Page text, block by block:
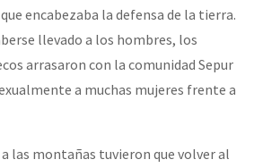
encabezaba la defensa de la tierra.
llevado a los hombres, los
arrasaron con la comunidad Sepur
a muchas mujeres frente a
las montañas tuvieron que volver al